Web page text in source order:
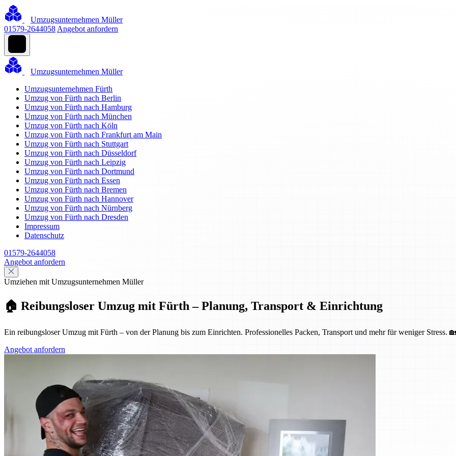
Umzugsunternehmen Müller
01579-2644058 Angebot anfordern
Umzugsunternehmen Müller
Umzugsunternehmen Fürth
Umzug von Fürth nach Berlin
Umzug von Fürth nach Hamburg
Umzug von Fürth nach München
Umzug von Fürth nach Köln
Umzug von Fürth nach Frankfurt am Main
Umzug von Fürth nach Stuttgart
Umzug von Fürth nach Düsseldorf
Umzug von Fürth nach Leipzig
Umzug von Fürth nach Dortmund
Umzug von Fürth nach Essen
Umzug von Fürth nach Bremen
Umzug von Fürth nach Hannover
Umzug von Fürth nach Nürnberg
Umzug von Fürth nach Dresden
Impressum
Datenschutz
01579-2644058
Angebot anfordern
Umziehen mit Umzugsunternehmen Müller
🏠 Reibungsloser Umzug mit Fürth – Planung, Transport & Einrichtung
Ein reibungsloser Umzug mit Fürth – von der Planung bis zum Einrichten. Professionelles Packen, Transport und mehr für weniger Stress.
Angebot anfordern